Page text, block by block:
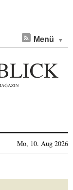
Menü
Mo, 10. Aug 2026